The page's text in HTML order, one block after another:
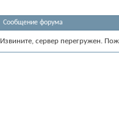
Сообщение форума
Извините, сервер перегружен.